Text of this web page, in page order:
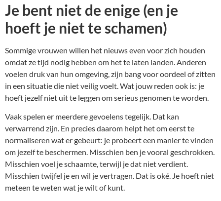
Je bent niet de enige (en je
hoeft je niet te schamen)
Sommige vrouwen willen het nieuws even voor zich houden
omdat ze tijd nodig hebben om het te laten landen. Anderen
voelen druk van hun omgeving, zijn bang voor oordeel of zitten
in een situatie die niet veilig voelt. Wat jouw reden ook is: je
hoeft jezelf niet uit te leggen om serieus genomen te worden.
Vaak spelen er meerdere gevoelens tegelijk. Dat kan
verwarrend zijn. En precies daarom helpt het om eerst te
normaliseren wat er gebeurt: je probeert een manier te vinden
om jezelf te beschermen. Misschien ben je vooral geschrokken.
Misschien voel je schaamte, terwijl je dat niet verdient.
Misschien twijfel je en wil je vertragen. Dat is oké. Je hoeft niet
meteen te weten wat je wilt of kunt.